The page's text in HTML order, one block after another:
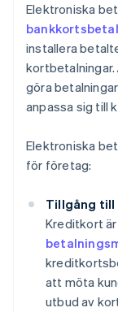
Elektroniska
installera
göra
anpassa sig till
Elektroniska
för företag:
Tillgång till
Kreditkort
att möta
utbud av